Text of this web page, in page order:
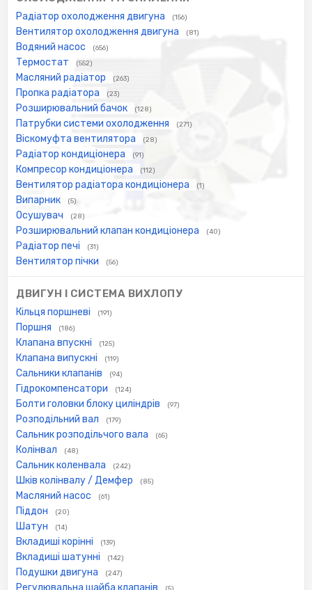
Радіатор охолодження двигуна (156)
Вентилятор охолодження двигуна (81)
Водяний насос (656)
Термостат (552)
Масляний радіатор (263)
Пропка радіатора (23)
Розширювальний бачок (128)
Патрубки системи охолодження (271)
Віскомуфта вентилятора (28)
Радіатор кондиціонера (91)
Компресор кондиціонера (112)
Вентилятор радіатора кондиціонера (1)
Випарник (5)
Осушувач (28)
Розширювальний клапан кондиціонера (40)
Радіатор печі (31)
Вентилятор пічки (56)
ДВИГУН І СИСТЕМА ВИХЛОПУ
Кільця поршневі (191)
Поршня (186)
Клапана впускні (125)
Клапана випускні (119)
Сальники клапанів (94)
Гідрокомпенсатори (124)
Болти головки блоку циліндрів (97)
Розподільний вал (179)
Сальник розподільчого вала (65)
Колінвал (48)
Сальник коленвала (242)
Шків колінвалу / Демфер (85)
Масляний насос (61)
Піддон (20)
Шатун (14)
Вкладиші корінні (139)
Вкладиші шатунні (142)
Подушки двигуна (247)
Регулювальна шайба клапанів (5)